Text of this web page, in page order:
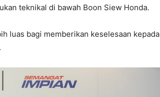
teknikal di bawah Boon Siew Honda.
luas bagi memberikan keselesaan kepada